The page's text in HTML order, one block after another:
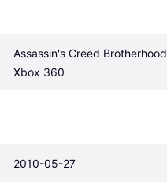
Assassin's Creed Brotherhood
Xbox 360
2010-05-27